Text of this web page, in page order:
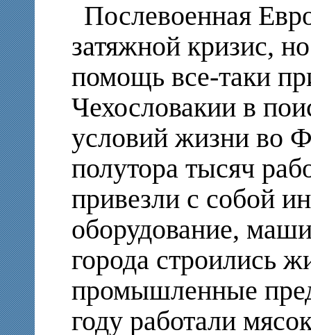
Послевоенная
затяжной кризис,
помощь все-таки
Чехословакии в
условий жизни во
полутора тысяч
привезли с собой
оборудование,
города строились
промышленные
году работали